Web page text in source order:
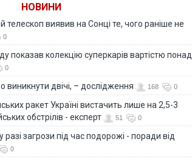
НОВИНИ
телескоп виявив на Сонці те, чого раніше не
0
показав колекцію суперкарів вартістю понад
0
виникнути двічі, – дослідження 168 0
ракет Україні вистачить лише на 2,5-3
обстрілів - експерт
51 0
загрози під час подорожі - поради від
0